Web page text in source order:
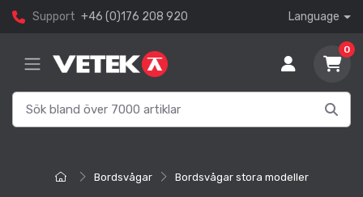
Support +46 (0)176 208 920 Language
0
Bordsvågar Bordsvågar stora modeller